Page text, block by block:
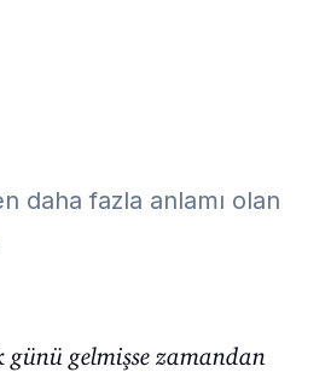
daha fazla anlamı olan
günü gelmişse zamandan